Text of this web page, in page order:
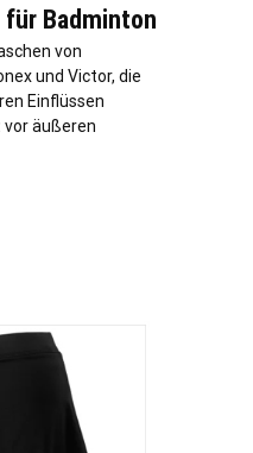
Badminton
von
und Victor, die
Einflüssen
äußeren